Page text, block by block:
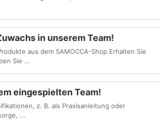
in unserem Team!
aus dem SAMOCCA-Shop Erhalten Sie
Sie ...
eingespielten Team!
z. B. als Praxisanleitung oder
...